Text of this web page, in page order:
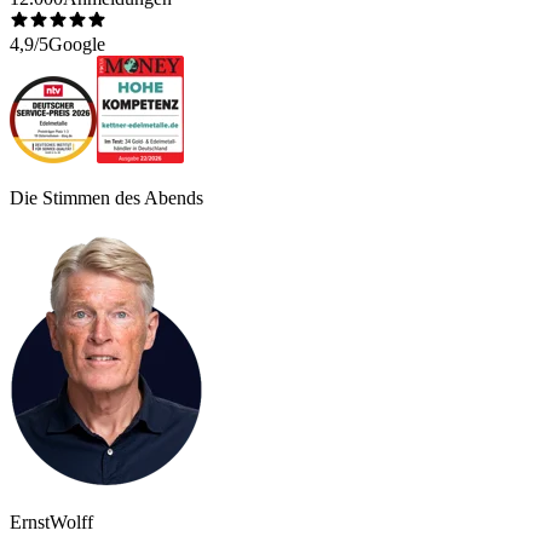
4,9/5Google
Die Stimmen des Abends
ErnstWolff